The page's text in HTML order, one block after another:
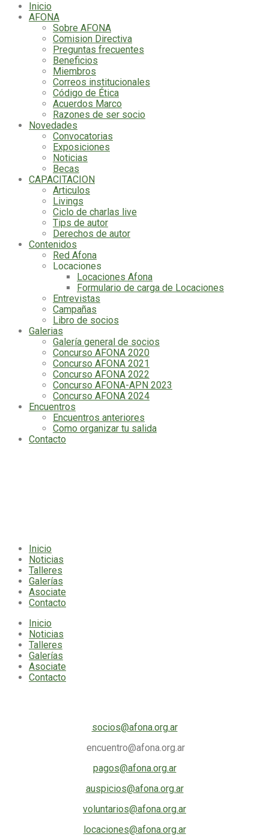
Inicio
AFONA
Sobre AFONA
Comision Directiva
Preguntas frecuentes
Beneficios
Miembros
Correos institucionales
Código de Ética
Acuerdos Marco
Razones de ser socio
Novedades
Convocatorias
Exposiciones
Noticias
Becas
CAPACITACION
Articulos
Livings
Ciclo de charlas live
Tips de autor
Derechos de autor
Contenidos
Red Afona
Locaciones
Locaciones Afona
Formulario de carga de Locaciones
Entrevistas
Campañas
Libro de socios
Galerias
Galería general de socios
Concurso AFONA 2020
Concurso AFONA 2021
Concurso AFONA 2022
Concurso AFONA-APN 2023
Concurso AFONA 2024
Encuentros
Encuentros anteriores
Como organizar tu salida
Contacto
Inicio
Noticias
Talleres
Galerías
Asociate
Contacto
Inicio
Noticias
Talleres
Galerías
Asociate
Contacto
socios@afona.org.ar
encuentro@afona.org.ar
pagos@afona.org.ar
auspicios@afona.org.ar
voluntarios@afona.org.ar
locaciones@afona.org.ar